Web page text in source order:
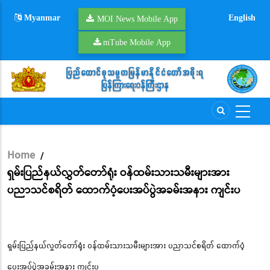
Myanmar MOI News Mobile App
mTube Mobile App
English
Breadcrumb
Home /
ရှမ်းပြည်နယ်လွှတ်တော်ရုံး ဝန်ထမ်းသားသမီးများအား
ပညာသင်စရိတ် ထောက်ပံ့ပေးအပ်ပွဲအခမ်းအနား ကျင်းပ
ရှမ်းပြည်နယ်လွှတ်တော်ရုံး ဝန်ထမ်းသားသမီးများအား ပညာသင်စရိတ် ထောက်ပံ့
ပေးအပ်ပွဲအခမ်းအနား ကျင်းပ